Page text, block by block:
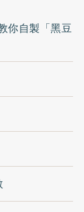
你自製「黑豆